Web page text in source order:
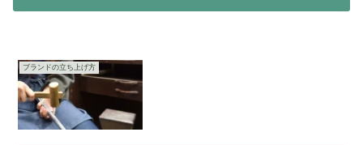
ブランドの立ち上げ方